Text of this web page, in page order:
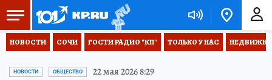
НОВОСТИ СОЧИ ГОСТИ РАДИО "КП" ТОЛЬКО У НАС НЕДВИЖКА
НОВОСТИ ОБЩЕСТВО 22 мая 2026 8:29